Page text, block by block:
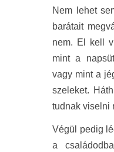
Nem lehet
barátait
nem. El kell
mint a
vagy mint a
szeleket.
tudnak viselni
Végül pedig
a